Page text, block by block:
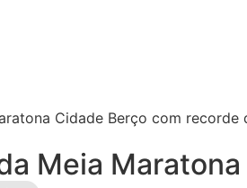
Cidade Berço com recorde
Meia